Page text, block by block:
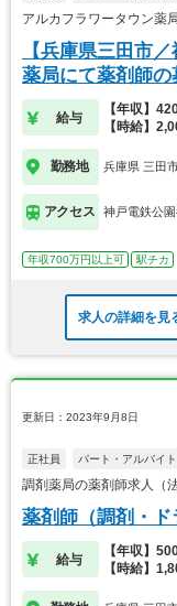
アルカフラワータウン薬
【兵庫県三田市
薬局にて薬剤師の
給与
【年収】
【時給】
勤務地 兵庫県 三田
アクセス 神戸電鉄公
年収700万円以上可 駅チカ
求人の詳細を見
更新日：2023年9月8日
正社員 パート・アルバイト
調剤薬局の薬剤師求人（
薬剤師（調剤・ド
給与
【年収】
【時給】